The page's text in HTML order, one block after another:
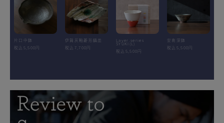
片口中鉢
税込5,500円
伊賀灰釉菱形鎬皿
税込7,700円
Layer.series
SYUKI(L)
税込5,500円
安南深鉢
税込5,500円